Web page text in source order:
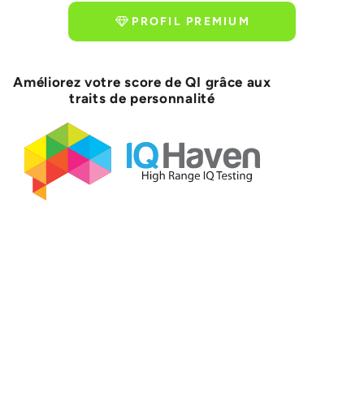
PROFIL PREMIUM
Améliorez votre score de QI grâce aux
traits de personnalité